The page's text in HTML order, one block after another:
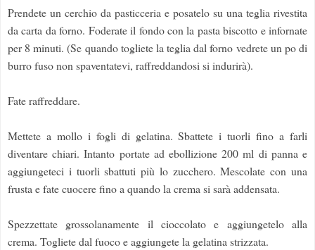
Prendete un cerchio da pasticceria e posatelo su una teglia rivestita
da carta da forno. Foderate il fondo con la pasta biscotto e infornate
per 8 minuti. (Se quando togliete la teglia dal forno vedrete un po di
burro fuso non spaventatevi, raffreddandosi si indurirà).
Fate raffreddare.
Mettete a mollo i fogli di gelatina. Sbattete i tuorli fino a farli
diventare chiari. Intanto portate ad ebollizione 200 ml di panna e
aggiungeteci i tuorli sbattuti più lo zucchero. Mescolate con una
frusta e fate cuocere fino a quando la crema si sarà addensata.
Spezzettate grossolanamente il cioccolato e aggiungetelo alla
crema. Togliete dal fuoco e aggiungete la gelatina strizzata.